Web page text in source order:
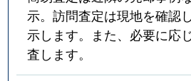
示。訪問査定は現地を確認
示します。また、必要に応
査します。